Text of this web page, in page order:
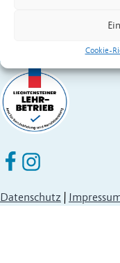
Cookie-
Eschen Nendeln auf
Eschen Nendeln
Datenschutz |